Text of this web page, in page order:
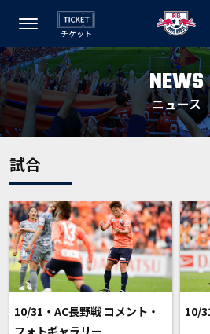
チケット
NEWS
ニュース
試合
10/31・AC長野戦 コメント・
10/